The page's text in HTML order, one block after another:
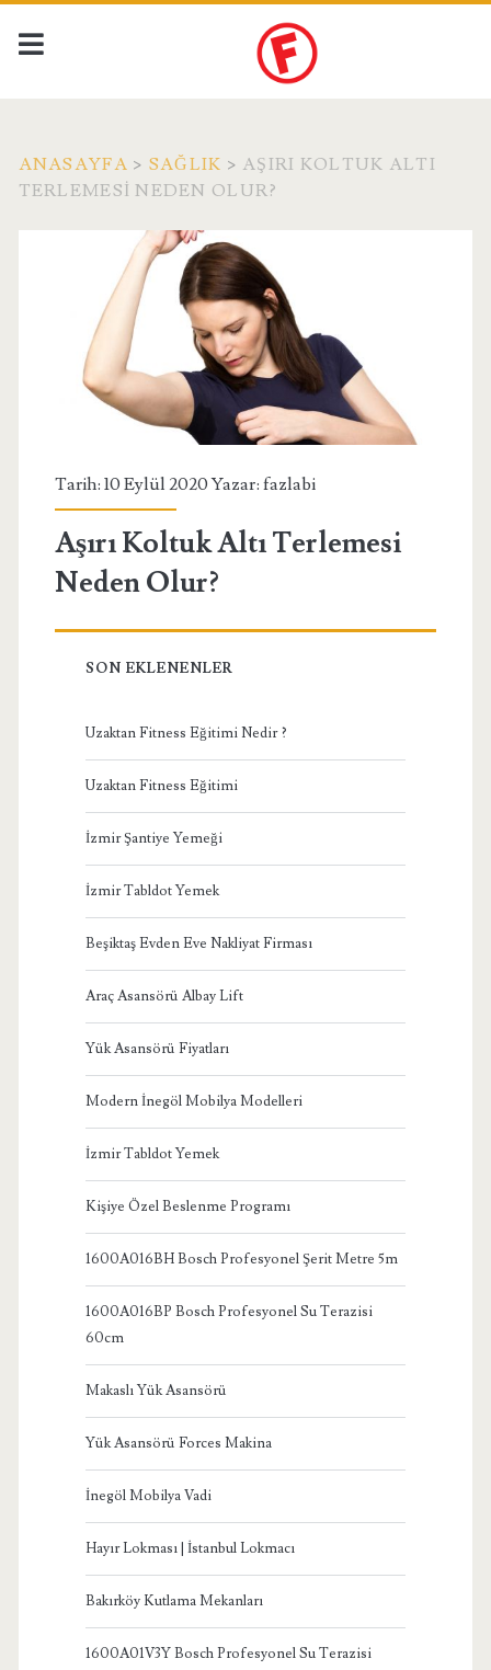
ANASAYFA > SAĞLIK > AŞIRI KOLTUK ALTI
TERLEMESI NEDEN OLUR?
Tarih: 10 Eylül 2020 Yazar: fazlabi
Aşırı Koltuk Altı Terlemesi
Neden Olur?
SON EKLENENLER
Uzaktan Fitness Eğitimi Nedir ?
Uzaktan Fitness Eğitimi
İzmir Şantiye Yemeği
İzmir Tabldot Yemek
Beşiktaş Evden Eve Nakliyat Firması
Araç Asansörü Albay Lift
Yük Asansörü Fiyatları
Modern İnegöl Mobilya Modelleri
İzmir Tabldot Yemek
Kişiye Özel Beslenme Programı
1600A016BH Bosch Profesyonel Şerit Metre 5m
1600A016BP Bosch Profesyonel Su Terazisi
60cm
Makaslı Yük Asansörü
Yük Asansörü Forces Makina
İnegöl Mobilya Vadi
Hayır Lokması | İstanbul Lokmacı
Bakırköy Kutlama Mekanları
1600A01V3Y Bosch Profesyonel Su Terazisi